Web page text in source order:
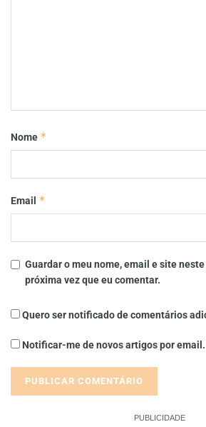
Nome *
Email *
Guardar o meu nome, email e site
próxima vez que eu comentar.
Quero ser notificado de comentários
Notificar-me de novos artigos por email.
PUBLICIDADE